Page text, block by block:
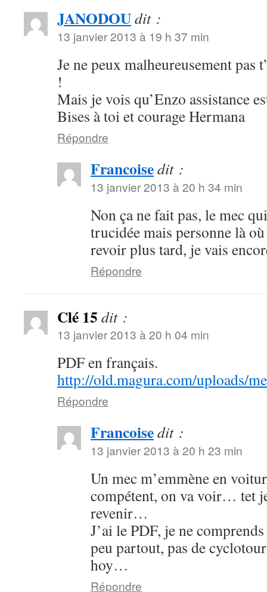
JANODOUdit :
13 janvier 2013 à 19 h 37 min
Je ne peux malheureusement pas
!
Mais je vois qu’Enzo assistance
Bises à toi et courage Hermana
Répondre
Francoisedit :
13 janvier 2013 à 20 h 34 min
Non ça ne fait pas, le mec
trucidée mais personne là
revoir plus tard, je vais
Répondre
Clé 15 dit :
13 janvier 2013 à 20 h 04 min
PDF en français.
http://old.magura.com/uploads/
Répondre
Francoisedit :
13 janvier 2013 à 20 h 23 min
Un mec m’emmène en
compétent, on va voir… tet
revenir…
J’ai le PDF, je ne
peu partout, pas de
hoy…
Répondre